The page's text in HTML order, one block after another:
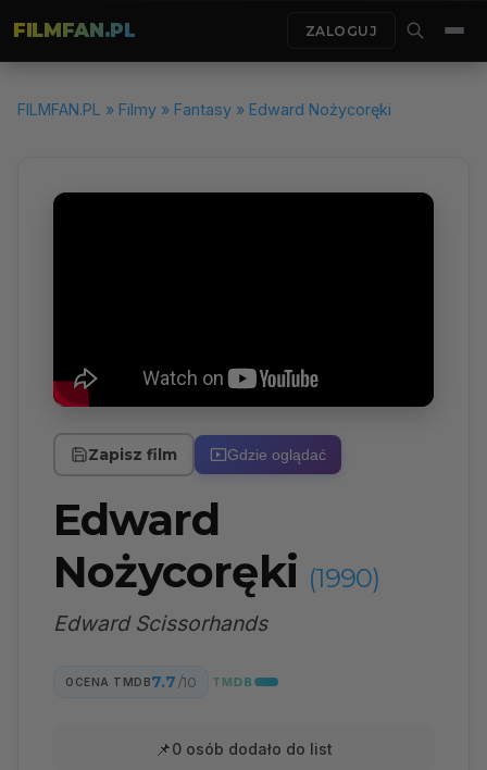
FILMFAN.PL ZALOGUJ
FILMFAN.PL » Filmy » Fantasy » Edward Nożycoręki
Zapisz film Gdzie oglądać
Edward
Nożycoręki (1990)
Edward Scissorhands
OCENA TMDB7.7 /10
📌0 osób dodało do list